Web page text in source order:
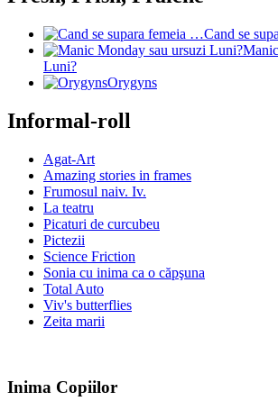
Cand se
Luni?
Orygyns
Informal-roll
Agat-Art
Amazing stories in frames
Frumosul naiv. Iv.
La teatru
Picaturi de curcubeu
Pictezii
Science Friction
Sonia cu inima ca o căpşuna
Total Auto
Viv's butterflies
Zeita marii
Inima Copiilor